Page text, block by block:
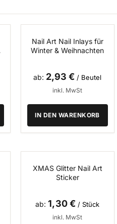
Nail Art Nail Inlays für
Winter & Weihnachten
ab 2,93 € / Beutel
inkl. MwSt
IN DEN WARENKORB
XMAS Glitter Nail Art
Sticker
ab 1,30 € / Stück
inkl. MwSt